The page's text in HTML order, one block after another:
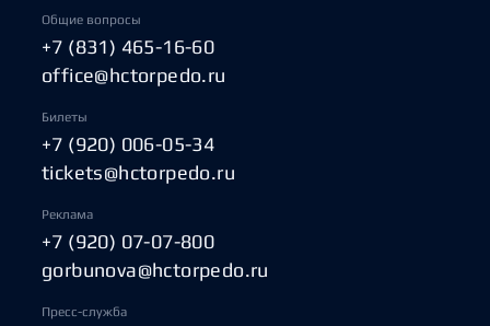
Общие вопросы
+7 (831) 465-16-60
office@hctorpedo.ru
Билеты
+7 (920) 006-05-34
tickets@hctorpedo.ru
Реклама
+7 (920) 07-07-800
gorbunova@hctorpedo.ru
Пресс-служба